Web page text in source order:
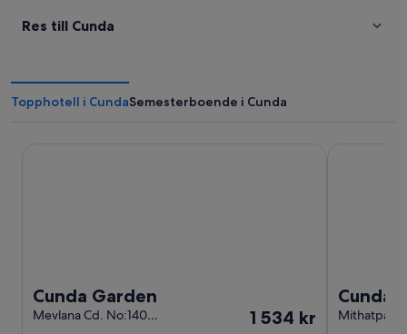
Res till Cunda
Topphotell i CundaSemesterboende i Cunda
Cunda Garden
Mevlana Cd. No:140
Priset
1 534 kr
Cunda
Mithatpasa